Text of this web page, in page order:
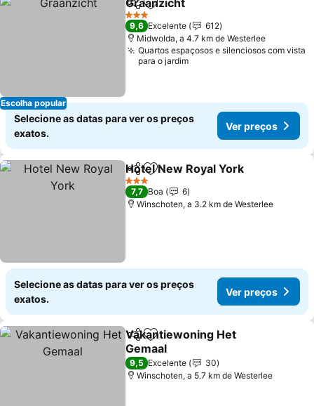
Escolha popular
PartilharAdicionar aos favoritos
Graanzicht
3 Estrelas
9,6 Excelente
612
Midwolda, a 4.7 km de Westerlee
Quartos espaçosos e silenciosos com vista
para o jardim
Selecione as datas para ver os preços
exatos.
Ver preços
PartilharAdicionar aos favoritos
Hotel New Royal York
3 Estrelas
7,7 Boa
6
Winschoten, a 3.2 km de Westerlee
Selecione as datas para ver os preços
exatos.
Ver preços
PartilharAdicionar aos favoritos
Vakantiewoning Het
Gemaal
9,5 Excelente
30
Winschoten, a 5.7 km de Westerlee